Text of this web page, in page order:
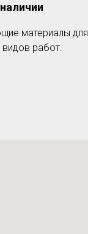
материалы для
видов работ.